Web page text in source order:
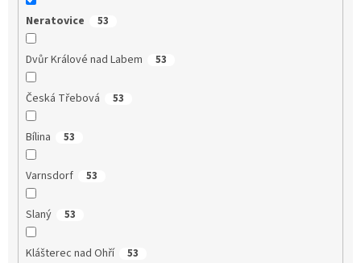
Neratovice 53
Dvůr Králové nad Labem 53
Česká Třebová 53
Bílina 53
Varnsdorf 53
Slaný 53
Klášterec nad Ohří 53